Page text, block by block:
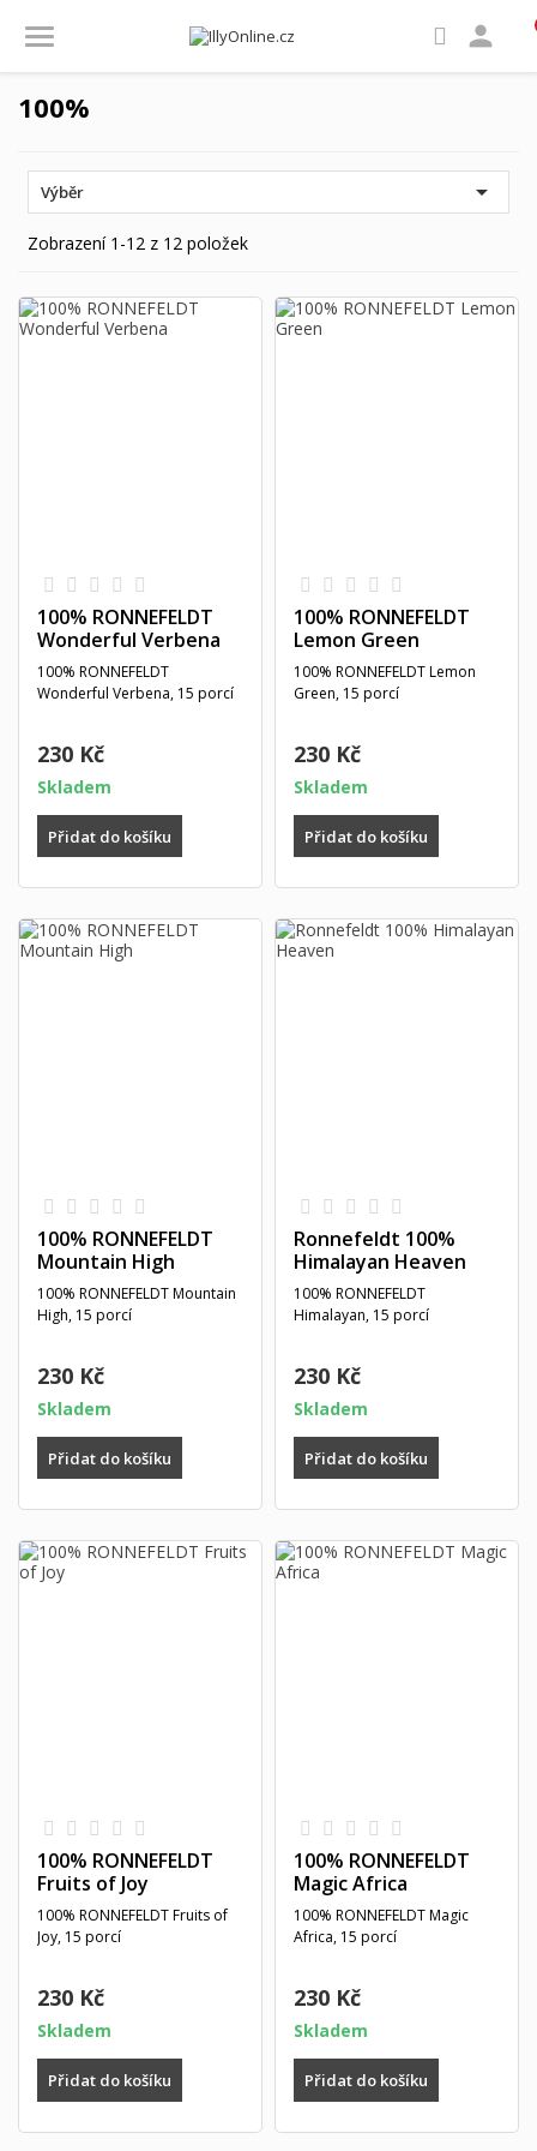

100%
Výběr 
Zobrazení 1-12 z 12 položek
100% RONNEFELDT
Wonderful Verbena
100% RONNEFELDT
Wonderful Verbena, 15 porcí
230 Kč
Skladem
Přidat do košíku
100% RONNEFELDT
Lemon Green
100% RONNEFELDT Lemon
Green, 15 porcí
230 Kč
Skladem
Přidat do košíku
100% RONNEFELDT
Mountain High
100% RONNEFELDT Mountain
High, 15 porcí
230 Kč
Skladem
Přidat do košíku
Ronnefeldt 100%
Himalayan Heaven
100% RONNEFELDT
Himalayan, 15 porcí
230 Kč
Skladem
Přidat do košíku
100% RONNEFELDT
Fruits of Joy
100% RONNEFELDT Fruits of
Joy, 15 porcí
230 Kč
Skladem
Přidat do košíku
100% RONNEFELDT
Magic Africa
100% RONNEFELDT Magic
Africa, 15 porcí
230 Kč
Skladem
Přidat do košíku